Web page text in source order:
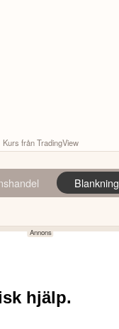
Kurs från TradingView
Blankning